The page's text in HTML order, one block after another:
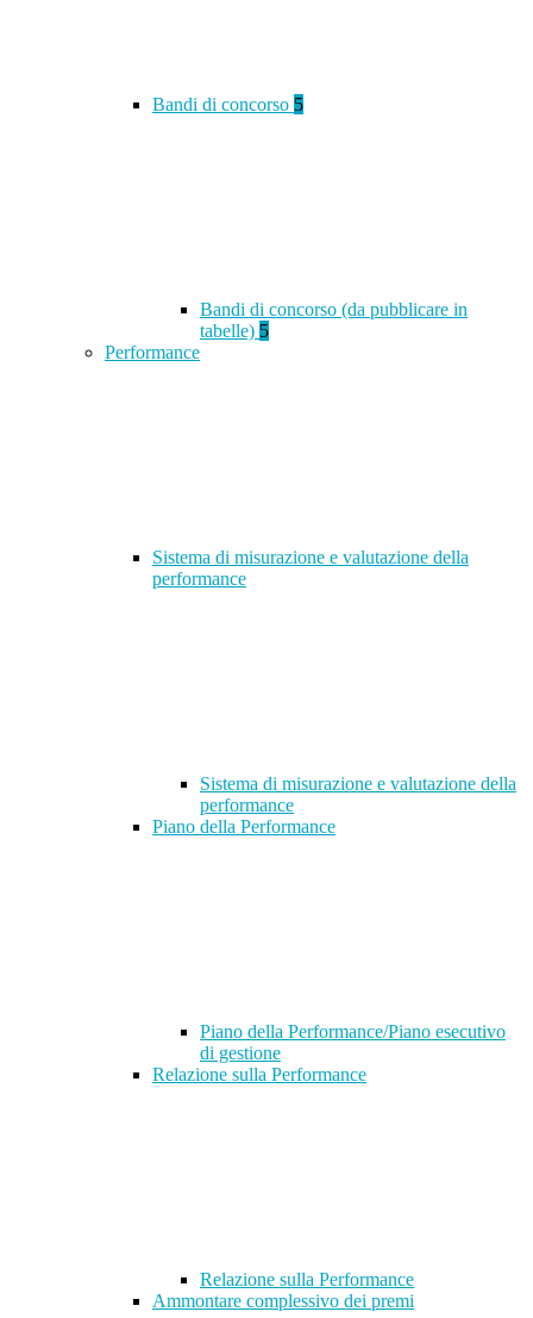
Bandi di concorso 5
Bandi di concorso (da pubblicare in
tabelle) 5
Performance
Sistema di misurazione e valutazione della
performance
Sistema di misurazione e valutazione della
performance
Piano della Performance
Piano della Performance/Piano esecutivo
di gestione
Relazione sulla Performance
Relazione sulla Performance
Ammontare complessivo dei premi